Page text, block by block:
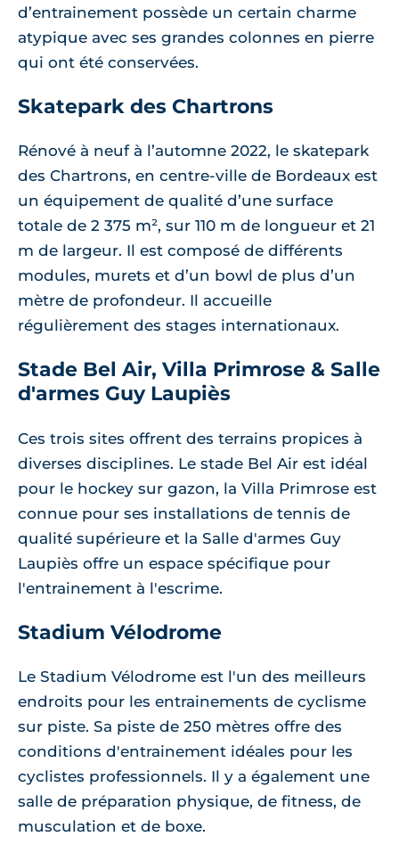
d’entrainement possède un certain charme
atypique avec ses grandes colonnes en pierre
qui ont été conservées.
Skatepark des Chartrons
Rénové à neuf à l’automne 2022, le skatepark
des Chartrons, en centre-ville de Bordeaux est
un équipement de qualité d’une surface
totale de 2 375 m², sur 110 m de longueur et 21
m de largeur. Il est composé de différents
modules, murets et d’un bowl de plus d’un
mètre de profondeur. Il accueille
régulièrement des stages internationaux.
Stade Bel Air, Villa Primrose & Salle
d'armes Guy Laupiès
Ces trois sites offrent des terrains propices à
diverses disciplines. Le stade Bel Air est idéal
pour le hockey sur gazon, la Villa Primrose est
connue pour ses installations de tennis de
qualité supérieure et la Salle d'armes Guy
Laupiès offre un espace spécifique pour
l'entrainement à l'escrime.
Stadium Vélodrome
Le Stadium Vélodrome est l'un des meilleurs
endroits pour les entrainements de cyclisme
sur piste. Sa piste de 250 mètres offre des
conditions d'entrainement idéales pour les
cyclistes professionnels. Il y a également une
salle de préparation physique, de fitness, de
musculation et de boxe.